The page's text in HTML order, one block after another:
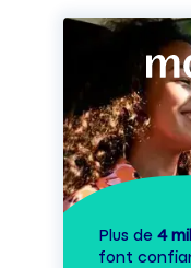
Plus de 4
font